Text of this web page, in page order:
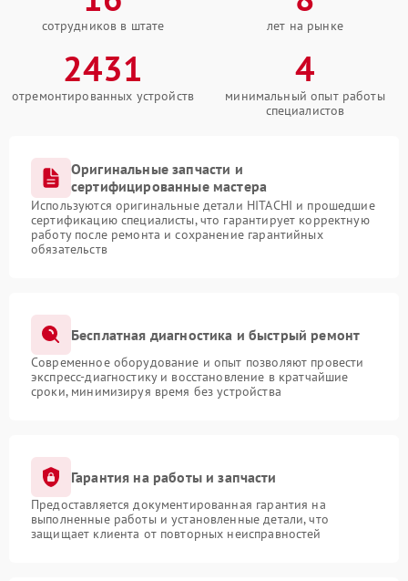
сотрудников в штате лет на рынке
2431
отремонтированных устройств
4
минимальный опыт работы
специалистов
Оригинальные запчасти и
сертифицированные мастера
Используются оригинальные детали HITACHI и прошедшие
сертификацию специалисты, что гарантирует корректную
работу после ремонта и сохранение гарантийных
обязательств
Бесплатная диагностика и быстрый ремонт
Современное оборудование и опыт позволяют провести
экспресс-диагностику и восстановление в кратчайшие
сроки, минимизируя время без устройства
Гарантия на работы и запчасти
Предоставляется документированная гарантия на
выполненные работы и установленные детали, что
защищает клиента от повторных неисправностей